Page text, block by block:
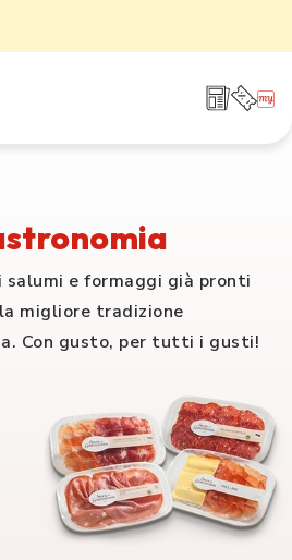
salumi e formaggi già pronti
migliore tradizione
Con gusto, per tutti i gusti!